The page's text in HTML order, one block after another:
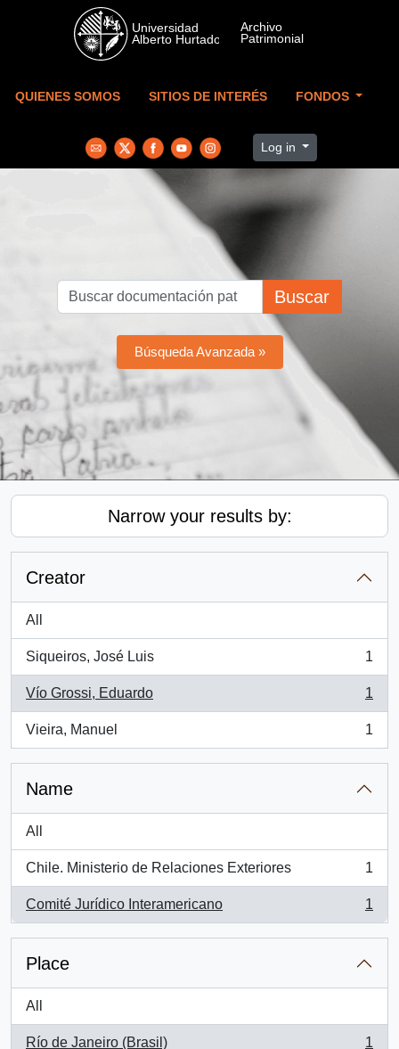
Skip to main content
QUIENES SOMOS SITIOS DE INTERÉS FONDOS
Log in
Buscar
Búsqueda Avanzada »
Narrow your results by:
Creator
All
Siqueiros, José Luis
, 1 results
1
Vío Grossi, Eduardo
, 1 results
1
Vieira, Manuel
, 1 results
1
Name
All
Chile. Ministerio de Relaciones Exteriores
, 1 results
1
Comité Jurídico Interamericano
, 1 results
1
Place
All
Río de Janeiro (Brasil) 1